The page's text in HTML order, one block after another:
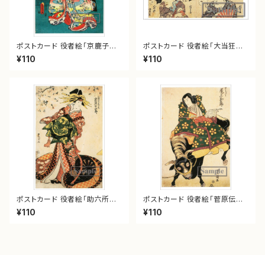
ポストカード 役者絵「京鹿子娘
道成寺」
¥110
ポストカード 役者絵「大当狂言
尽」
¥110
ポストカード 役者絵「助六所縁
江戸桜」
¥110
ポストカード 役者絵「菅原伝授
手習鑑」
¥110